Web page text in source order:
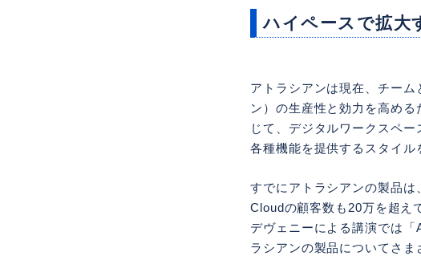
ハイペースで拡大
アトラシアンは現在、チー
ン）の生産性と効力を高める
じて、デジタルワークスペー
各種機能を提供するスタイル
すでにアトラシアンの製品
Cloudの顧客数も20万を超え
デヴェニーによる講演では
ラシアンの製品についてさま